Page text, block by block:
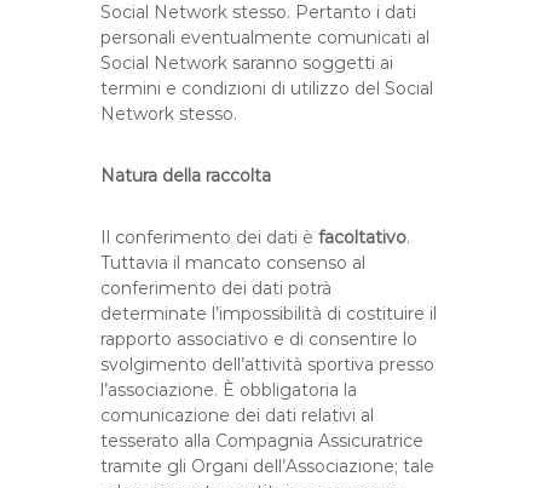
Social Network stesso. Pertanto i dati
personali eventualmente comunicati al
Social Network saranno soggetti ai
termini e condizioni di utilizzo del Social
Network stesso.
Natura della raccolta
Il conferimento dei dati èfacoltativo.
Tuttavia il mancato consenso al
conferimento dei dati potrà
determinate l’impossibilità di costituire il
rapporto associativo e di consentire lo
svolgimento dell’attività sportiva presso
l’associazione. È obbligatoria la
comunicazione dei dati relativi al
tesserato alla Compagnia Assicuratrice
tramite gli Organi dell’Associazione; tale